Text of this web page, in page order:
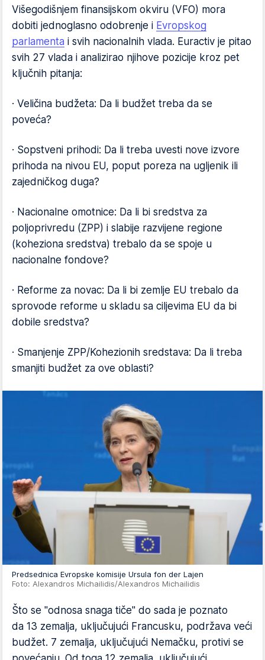
Višegodišnjem finansijskom okviru (VFO) mora
dobiti jednoglasno odobrenje i Evropskog
parlamenta i svih nacionalnih vlada. Euractiv je pitao
svih 27 vlada i analizirao njihove pozicije kroz pet
ključnih pitanja:
· Veličina budžeta: Da li budžet treba da se
poveća?
· Sopstveni prihodi: Da li treba uvesti nove izvore
prihoda na nivou EU, poput poreza na ugljenik ili
zajedničkog duga?
· Nacionalne omotnice: Da li bi sredstva za
poljoprivredu (ZPP) i slabije razvijene regione
(koheziona sredstva) trebalo da se spoje u
nacionalne fondove?
· Reforme za novac: Da li bi zemlje EU trebalo da
sprovode reforme u skladu sa ciljevima EU da bi
dobile sredstva?
· Smanjenje ZPP/Kohezionih sredstava: Da li treba
smanjiti budžet za ove oblasti?
Predsednica Evropske komisije Ursula fon der Lajen
Foto: Alexandros Michailidis/Alexandros Michailidis
Što se "odnosa snaga tiče" do sada je poznato
da 13 zemalja, uključujući Francusku, podržava veći
budžet. 7 zemalja, uključujući Nemačku, protivi se